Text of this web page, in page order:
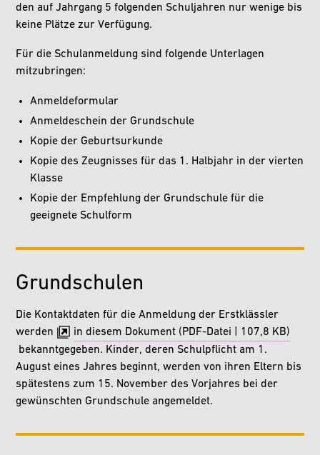
den auf Jahrgang 5 folgenden Schuljahren nur wenige bis
keine Plätze zur Verfügung.
Für die Schulanmeldung sind folgende Unterlagen
mitzubringen:
Anmeldeformular
Anmeldeschein der Grundschule
Kopie der Geburtsurkunde
Kopie des Zeugnisses für das 1. Halbjahr in der vierten
Klasse
Kopie der Empfehlung der Grundschule für die
geeignete Schulform
Grundschulen
Die Kontaktdaten für die Anmeldung der Erstklässler
werden
in diesem Dokument (PDF-Datei | 107,8 KB)
bekanntgegeben. Kinder, deren Schulpflicht am 1.
August eines Jahres beginnt, werden von ihren Eltern bis
spätestens zum 15. November des Vorjahres bei der
gewünschten Grundschule angemeldet.